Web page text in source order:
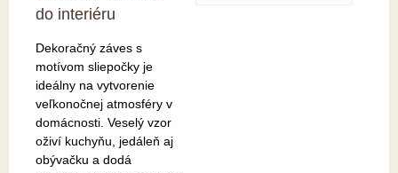
do interiéru
Dekoračný záves s
motívom sliepočky je
ideálny na vytvorenie
veľkonočnej atmosféry v
domácnosti. Veselý vzor
oživí kuchyňu, jedáleň aj
obývačku a dodá